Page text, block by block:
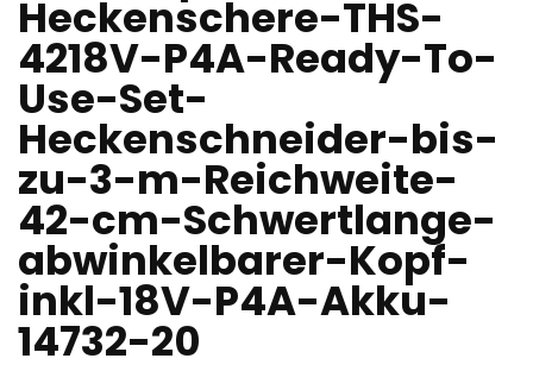
Heckenschere-THS-
4218V-P4A-Ready-To-
Use-Set-
Heckenschneider-bis-
zu-3-m-Reichweite-
42-cm-Schwertlange-
abwinkelbarer-Kopf-
inkl-18V-P4A-Akku-
14732-20